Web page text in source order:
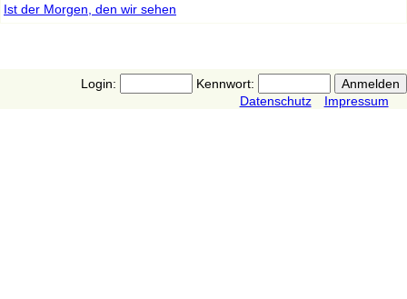
Ist der Morgen, den wir sehen
Login:
Kennwort:
Datenschutz
Impressum